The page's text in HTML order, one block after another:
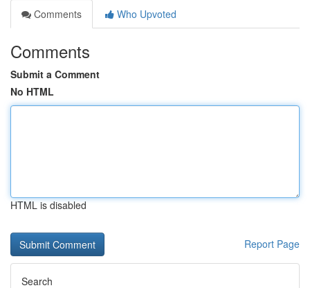
Comments
Who Upvoted
Comments
Submit a Comment
No HTML
HTML is disabled
Report Page
Search